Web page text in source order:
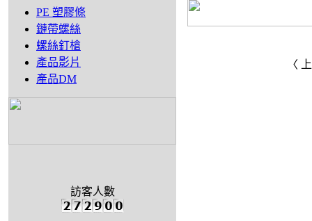
PE 塑膠條
鏈帶螺絲
螺絲釘槍
產品影片
產品DM
訪客人數
〈